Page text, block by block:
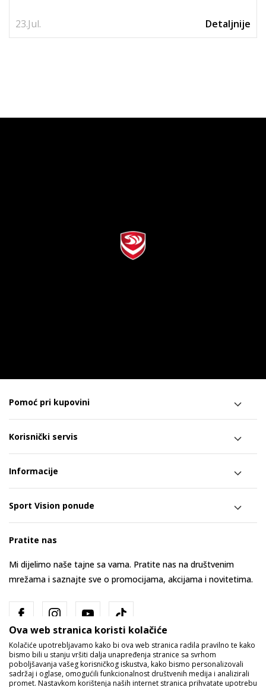
23.Jul. Detaljnije
Pomoć pri kupovini
Korisnički servis
Informacije
Sport Vision ponude
Pratite nas
Mi dijelimo naše tajne sa vama. Pratite nas na društvenim
mrežama i saznajte sve o promocijama, akcijama i novitetima.
Ova web stranica koristi kolačiće
Kolačiće upotrebljavamo kako bi ova web stranica radila pravilno te kako
bismo bili u stanju vršiti dalja unapređenja stranice sa svrhom
poboljšavanja vašeg korisničkog iskustva, kako bismo personalizovali
sadržaj i oglase, omogućili funkcionalnost društvenih medija i analizirali
promet. Nastavkom korištenja naših internet stranica prihvatate upotrebu